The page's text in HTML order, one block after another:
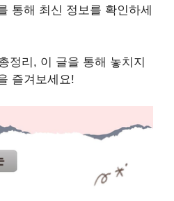
통해 최신 정보를 확인하세
정리, 이 글을 통해 놓치지
즐겨보세요!